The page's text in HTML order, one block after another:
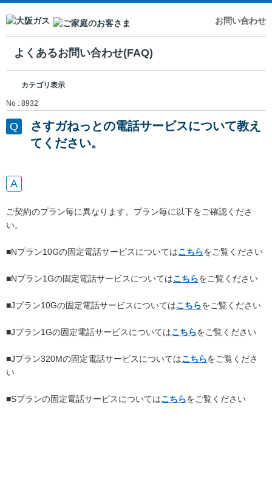
お問い合わせ
よくあるお問い合わせ(FAQ)
カテゴリ表示
No : 8932
さすガねっとの電話サービスについて教え
てください。
ご契約のプラン毎に異なります。プラン毎に以下をご確認くださ
い。
■Nプラン10Gの固定電話サービスについてはこちらをご覧ください
■Nプラン1Gの固定電話サービスについてはこちらをご覧ください
■Jプラン10Gの固定電話サービスについてはこちらをご覧ください
■Jプラン1Gの固定電話サービスについてはこちらをご覧ください
■Jプラン320Mの固定電話サービスについてはこちらをご覧くださ
い
■Sプランの固定電話サービスについてはこちらをご覧ください